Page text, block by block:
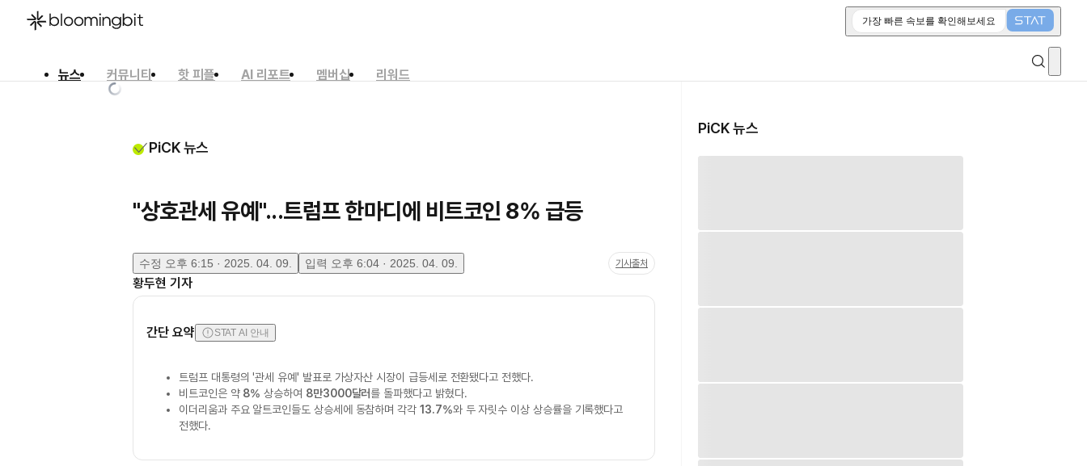
가장 빠른 속보를 확인해보세요
뉴스 커뮤니티 핫 피플 AI 리포트 멤버십
리워드
PiCK 뉴스
"상호관세 유예"...트럼프 한마디에 비트코인 8% 급등
수정 오후 6:15 · 2025. 04. 09. 입력 오후 6:04 · 2025. 04. 09. 기사출처
황두현 기자
간단 요약 STAT AI 안내
트럼프 대통령의 '관세 유예' 발표로 가상자산 시장이 급등세로 전환됐다고 전했다.
비트코인은 약 8% 상승하여 8만3000달러를 돌파했다고 밝혔다.
이더리움과 주요 알트코인들도 상승세에 동참하며 각각 13.7%와 두 자릿수 이상 상승률을 기록했다고
전했다.
PiCK 뉴스